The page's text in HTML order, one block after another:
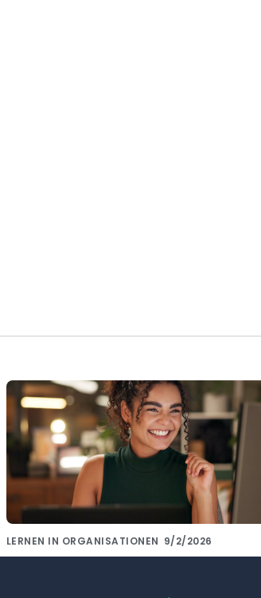
LERNEN IN ORGANISATIONEN 9/2/2026